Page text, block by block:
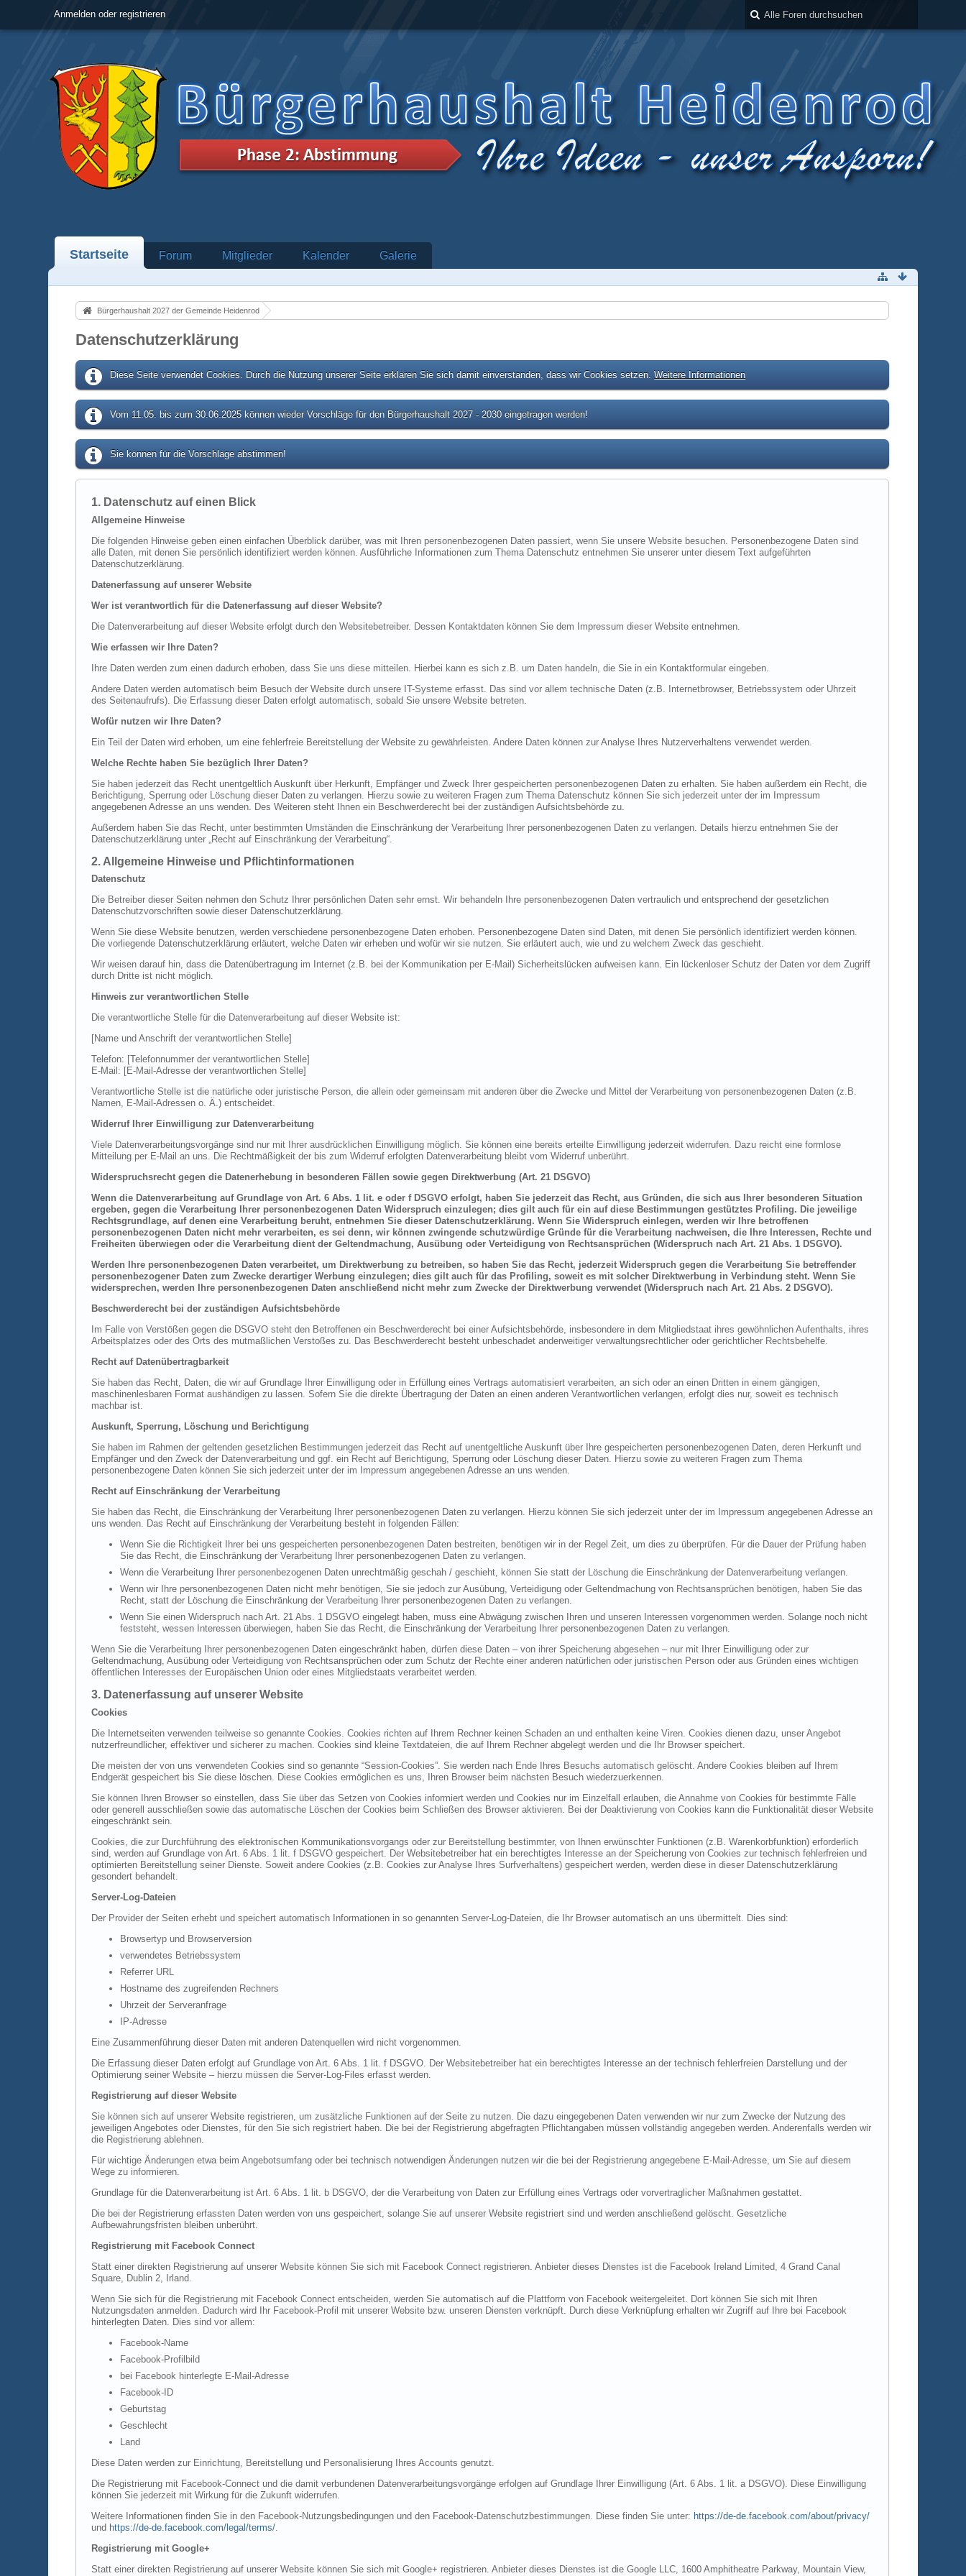
Anmelden oder registrieren
Startseite Forum Mitglieder Kalender Galerie
Bürgerhaushalt 2027 der Gemeinde Heidenrod
Datenschutzerklärung
Diese Seite verwendet Cookies. Durch die Nutzung unserer Seite erklären Sie sich damit einverstanden, dass wir Cookies setzen.Weitere Informationen
Vom 11.05. bis zum 30.06.2025 können wieder Vorschläge für den Bürgerhaushalt 2027 - 2030 eingetragen werden!
Sie können für die Vorschläge abstimmen!
1. Datenschutz auf einen Blick
Allgemeine Hinweise
Die folgenden Hinweise geben einen einfachen Überblick darüber, was mit Ihren personenbezogenen Daten passiert, wenn Sie unsere Website besuchen. Personenbezogene Daten sind
alle Daten, mit denen Sie persönlich identifiziert werden können. Ausführliche Informationen zum Thema Datenschutz entnehmen Sie unserer unter diesem Text aufgeführten
Datenschutzerklärung.
Datenerfassung auf unserer Website
Wer ist verantwortlich für die Datenerfassung auf dieser Website?
Die Datenverarbeitung auf dieser Website erfolgt durch den Websitebetreiber. Dessen Kontaktdaten können Sie dem Impressum dieser Website entnehmen.
Wie erfassen wir Ihre Daten?
Ihre Daten werden zum einen dadurch erhoben, dass Sie uns diese mitteilen. Hierbei kann es sich z.B. um Daten handeln, die Sie in ein Kontaktformular eingeben.
Andere Daten werden automatisch beim Besuch der Website durch unsere IT-Systeme erfasst. Das sind vor allem technische Daten (z.B. Internetbrowser, Betriebssystem oder Uhrzeit
des Seitenaufrufs). Die Erfassung dieser Daten erfolgt automatisch, sobald Sie unsere Website betreten.
Wofür nutzen wir Ihre Daten?
Ein Teil der Daten wird erhoben, um eine fehlerfreie Bereitstellung der Website zu gewährleisten. Andere Daten können zur Analyse Ihres Nutzerverhaltens verwendet werden.
Welche Rechte haben Sie bezüglich Ihrer Daten?
Sie haben jederzeit das Recht unentgeltlich Auskunft über Herkunft, Empfänger und Zweck Ihrer gespeicherten personenbezogenen Daten zu erhalten. Sie haben außerdem ein Recht, die
Berichtigung, Sperrung oder Löschung dieser Daten zu verlangen. Hierzu sowie zu weiteren Fragen zum Thema Datenschutz können Sie sich jederzeit unter der im Impressum
angegebenen Adresse an uns wenden. Des Weiteren steht Ihnen ein Beschwerderecht bei der zuständigen Aufsichtsbehörde zu.
Außerdem haben Sie das Recht, unter bestimmten Umständen die Einschränkung der Verarbeitung Ihrer personenbezogenen Daten zu verlangen. Details hierzu entnehmen Sie der
Datenschutzerklärung unter „Recht auf Einschränkung der Verarbeitung“.
2. Allgemeine Hinweise und Pflichtinformationen
Datenschutz
Die Betreiber dieser Seiten nehmen den Schutz Ihrer persönlichen Daten sehr ernst. Wir behandeln Ihre personenbezogenen Daten vertraulich und entsprechend der gesetzlichen
Datenschutzvorschriften sowie dieser Datenschutzerklärung.
Wenn Sie diese Website benutzen, werden verschiedene personenbezogene Daten erhoben. Personenbezogene Daten sind Daten, mit denen Sie persönlich identifiziert werden können.
Die vorliegende Datenschutzerklärung erläutert, welche Daten wir erheben und wofür wir sie nutzen. Sie erläutert auch, wie und zu welchem Zweck das geschieht.
Wir weisen darauf hin, dass die Datenübertragung im Internet (z.B. bei der Kommunikation per E-Mail) Sicherheitslücken aufweisen kann. Ein lückenloser Schutz der Daten vor dem Zugriff
durch Dritte ist nicht möglich.
Hinweis zur verantwortlichen Stelle
Die verantwortliche Stelle für die Datenverarbeitung auf dieser Website ist:
[Name und Anschrift der verantwortlichen Stelle]
Telefon: [Telefonnummer der verantwortlichen Stelle]
E-Mail: [E-Mail-Adresse der verantwortlichen Stelle]
Verantwortliche Stelle ist die natürliche oder juristische Person, die allein oder gemeinsam mit anderen über die Zwecke und Mittel der Verarbeitung von personenbezogenen Daten (z.B.
Namen, E-Mail-Adressen o. Ä.) entscheidet.
Widerruf Ihrer Einwilligung zur Datenverarbeitung
Viele Datenverarbeitungsvorgänge sind nur mit Ihrer ausdrücklichen Einwilligung möglich. Sie können eine bereits erteilte Einwilligung jederzeit widerrufen. Dazu reicht eine formlose
Mitteilung per E-Mail an uns. Die Rechtmäßigkeit der bis zum Widerruf erfolgten Datenverarbeitung bleibt vom Widerruf unberührt.
Widerspruchsrecht gegen die Datenerhebung in besonderen Fällen sowie gegen Direktwerbung (Art. 21 DSGVO)
Wenn die Datenverarbeitung auf Grundlage von Art. 6 Abs. 1 lit. e oder f DSGVO erfolgt, haben Sie jederzeit das Recht, aus Gründen, die sich aus Ihrer besonderen Situation
ergeben, gegen die Verarbeitung Ihrer personenbezogenen Daten Widerspruch einzulegen; dies gilt auch für ein auf diese Bestimmungen gestütztes Profiling. Die jeweilige
Rechtsgrundlage, auf denen eine Verarbeitung beruht, entnehmen Sie dieser Datenschutzerklärung. Wenn Sie Widerspruch einlegen, werden wir Ihre betroffenen
personenbezogenen Daten nicht mehr verarbeiten, es sei denn, wir können zwingende schutzwürdige Gründe für die Verarbeitung nachweisen, die Ihre Interessen, Rechte und
Freiheiten überwiegen oder die Verarbeitung dient der Geltendmachung, Ausübung oder Verteidigung von Rechtsansprüchen (Widerspruch nach Art. 21 Abs. 1 DSGVO).
Werden Ihre personenbezogenen Daten verarbeitet, um Direktwerbung zu betreiben, so haben Sie das Recht, jederzeit Widerspruch gegen die Verarbeitung Sie betreffender
personenbezogener Daten zum Zwecke derartiger Werbung einzulegen; dies gilt auch für das Profiling, soweit es mit solcher Direktwerbung in Verbindung steht. Wenn Sie
widersprechen, werden Ihre personenbezogenen Daten anschließend nicht mehr zum Zwecke der Direktwerbung verwendet (Widerspruch nach Art. 21 Abs. 2 DSGVO).
Beschwerderecht bei der zuständigen Aufsichtsbehörde
Im Falle von Verstößen gegen die DSGVO steht den Betroffenen ein Beschwerderecht bei einer Aufsichtsbehörde, insbesondere in dem Mitgliedstaat ihres gewöhnlichen Aufenthalts, ihres
Arbeitsplatzes oder des Orts des mutmaßlichen Verstoßes zu. Das Beschwerderecht besteht unbeschadet anderweitiger verwaltungsrechtlicher oder gerichtlicher Rechtsbehelfe.
Recht auf Datenübertragbarkeit
Sie haben das Recht, Daten, die wir auf Grundlage Ihrer Einwilligung oder in Erfüllung eines Vertrags automatisiert verarbeiten, an sich oder an einen Dritten in einem gängigen,
maschinenlesbaren Format aushändigen zu lassen. Sofern Sie die direkte Übertragung der Daten an einen anderen Verantwortlichen verlangen, erfolgt dies nur, soweit es technisch
machbar ist.
Auskunft, Sperrung, Löschung und Berichtigung
Sie haben im Rahmen der geltenden gesetzlichen Bestimmungen jederzeit das Recht auf unentgeltliche Auskunft über Ihre gespeicherten personenbezogenen Daten, deren Herkunft und
Empfänger und den Zweck der Datenverarbeitung und ggf. ein Recht auf Berichtigung, Sperrung oder Löschung dieser Daten. Hierzu sowie zu weiteren Fragen zum Thema
personenbezogene Daten können Sie sich jederzeit unter der im Impressum angegebenen Adresse an uns wenden.
Recht auf Einschränkung der Verarbeitung
Sie haben das Recht, die Einschränkung der Verarbeitung Ihrer personenbezogenen Daten zu verlangen. Hierzu können Sie sich jederzeit unter der im Impressum angegebenen Adresse an
uns wenden. Das Recht auf Einschränkung der Verarbeitung besteht in folgenden Fällen:
Wenn Sie die Richtigkeit Ihrer bei uns gespeicherten personenbezogenen Daten bestreiten, benötigen wir in der Regel Zeit, um dies zu überprüfen. Für die Dauer der Prüfung haben
Sie das Recht, die Einschränkung der Verarbeitung Ihrer personenbezogenen Daten zu verlangen.
Wenn die Verarbeitung Ihrer personenbezogenen Daten unrechtmäßig geschah / geschieht, können Sie statt der Löschung die Einschränkung der Datenverarbeitung verlangen.
Wenn wir Ihre personenbezogenen Daten nicht mehr benötigen, Sie sie jedoch zur Ausübung, Verteidigung oder Geltendmachung von Rechtsansprüchen benötigen, haben Sie das
Recht, statt der Löschung die Einschränkung der Verarbeitung Ihrer personenbezogenen Daten zu verlangen.
Wenn Sie einen Widerspruch nach Art. 21 Abs. 1 DSGVO eingelegt haben, muss eine Abwägung zwischen Ihren und unseren Interessen vorgenommen werden. Solange noch nicht
feststeht, wessen Interessen überwiegen, haben Sie das Recht, die Einschränkung der Verarbeitung Ihrer personenbezogenen Daten zu verlangen.
Wenn Sie die Verarbeitung Ihrer personenbezogenen Daten eingeschränkt haben, dürfen diese Daten – von ihrer Speicherung abgesehen – nur mit Ihrer Einwilligung oder zur
Geltendmachung, Ausübung oder Verteidigung von Rechtsansprüchen oder zum Schutz der Rechte einer anderen natürlichen oder juristischen Person oder aus Gründen eines wichtigen
öffentlichen Interesses der Europäischen Union oder eines Mitgliedstaats verarbeitet werden.
3. Datenerfassung auf unserer Website
Cookies
Die Internetseiten verwenden teilweise so genannte Cookies. Cookies richten auf Ihrem Rechner keinen Schaden an und enthalten keine Viren. Cookies dienen dazu, unser Angebot
nutzerfreundlicher, effektiver und sicherer zu machen. Cookies sind kleine Textdateien, die auf Ihrem Rechner abgelegt werden und die Ihr Browser speichert.
Die meisten der von uns verwendeten Cookies sind so genannte “Session-Cookies”. Sie werden nach Ende Ihres Besuchs automatisch gelöscht. Andere Cookies bleiben auf Ihrem
Endgerät gespeichert bis Sie diese löschen. Diese Cookies ermöglichen es uns, Ihren Browser beim nächsten Besuch wiederzuerkennen.
Sie können Ihren Browser so einstellen, dass Sie über das Setzen von Cookies informiert werden und Cookies nur im Einzelfall erlauben, die Annahme von Cookies für bestimmte Fälle
oder generell ausschließen sowie das automatische Löschen der Cookies beim Schließen des Browser aktivieren. Bei der Deaktivierung von Cookies kann die Funktionalität dieser Website
eingeschränkt sein.
Cookies, die zur Durchführung des elektronischen Kommunikationsvorgangs oder zur Bereitstellung bestimmter, von Ihnen erwünschter Funktionen (z.B. Warenkorbfunktion) erforderlich
sind, werden auf Grundlage von Art. 6 Abs. 1 lit. f DSGVO gespeichert. Der Websitebetreiber hat ein berechtigtes Interesse an der Speicherung von Cookies zur technisch fehlerfreien und
optimierten Bereitstellung seiner Dienste. Soweit andere Cookies (z.B. Cookies zur Analyse Ihres Surfverhaltens) gespeichert werden, werden diese in dieser Datenschutzerklärung
gesondert behandelt.
Server-Log-Dateien
Der Provider der Seiten erhebt und speichert automatisch Informationen in so genannten Server-Log-Dateien, die Ihr Browser automatisch an uns übermittelt. Dies sind:
Browsertyp und Browserversion
verwendetes Betriebssystem
Referrer URL
Hostname des zugreifenden Rechners
Uhrzeit der Serveranfrage
IP-Adresse
Eine Zusammenführung dieser Daten mit anderen Datenquellen wird nicht vorgenommen.
Die Erfassung dieser Daten erfolgt auf Grundlage von Art. 6 Abs. 1 lit. f DSGVO. Der Websitebetreiber hat ein berechtigtes Interesse an der technisch fehlerfreien Darstellung und der
Optimierung seiner Website – hierzu müssen die Server-Log-Files erfasst werden.
Registrierung auf dieser Website
Sie können sich auf unserer Website registrieren, um zusätzliche Funktionen auf der Seite zu nutzen. Die dazu eingegebenen Daten verwenden wir nur zum Zwecke der Nutzung des
jeweiligen Angebotes oder Dienstes, für den Sie sich registriert haben. Die bei der Registrierung abgefragten Pflichtangaben müssen vollständig angegeben werden. Anderenfalls werden wir
die Registrierung ablehnen.
Für wichtige Änderungen etwa beim Angebotsumfang oder bei technisch notwendigen Änderungen nutzen wir die bei der Registrierung angegebene E-Mail-Adresse, um Sie auf diesem
Wege zu informieren.
Grundlage für die Datenverarbeitung ist Art. 6 Abs. 1 lit. b DSGVO, der die Verarbeitung von Daten zur Erfüllung eines Vertrags oder vorvertraglicher Maßnahmen gestattet.
Die bei der Registrierung erfassten Daten werden von uns gespeichert, solange Sie auf unserer Website registriert sind und werden anschließend gelöscht. Gesetzliche
Aufbewahrungsfristen bleiben unberührt.
Registrierung mit Facebook Connect
Statt einer direkten Registrierung auf unserer Website können Sie sich mit Facebook Connect registrieren. Anbieter dieses Dienstes ist die Facebook Ireland Limited, 4 Grand Canal
Square, Dublin 2, Irland.
Wenn Sie sich für die Registrierung mit Facebook Connect entscheiden, werden Sie automatisch auf die Plattform von Facebook weitergeleitet. Dort können Sie sich mit Ihren
Nutzungsdaten anmelden. Dadurch wird Ihr Facebook-Profil mit unserer Website bzw. unseren Diensten verknüpft. Durch diese Verknüpfung erhalten wir Zugriff auf Ihre bei Facebook
hinterlegten Daten. Dies sind vor allem:
Facebook-Name
Facebook-Profilbild
bei Facebook hinterlegte E-Mail-Adresse
Facebook-ID
Geburtstag
Geschlecht
Land
Diese Daten werden zur Einrichtung, Bereitstellung und Personalisierung Ihres Accounts genutzt.
Die Registrierung mit Facebook-Connect und die damit verbundenen Datenverarbeitungsvorgänge erfolgen auf Grundlage Ihrer Einwilligung (Art. 6 Abs. 1 lit. a DSGVO). Diese Einwilligung
können Sie jederzeit mit Wirkung für die Zukunft widerrufen.
Weitere Informationen finden Sie in den Facebook-Nutzungsbedingungen und den Facebook-Datenschutzbestimmungen. Diese finden Sie unter: https://de-de.facebook.com/about/privacy/
und https://de-de.facebook.com/legal/terms/.
Registrierung mit Google+
Statt einer direkten Registrierung auf unserer Website können Sie sich mit Google+ registrieren. Anbieter dieses Dienstes ist die Google LLC, 1600 Amphitheatre Parkway, Mountain View,